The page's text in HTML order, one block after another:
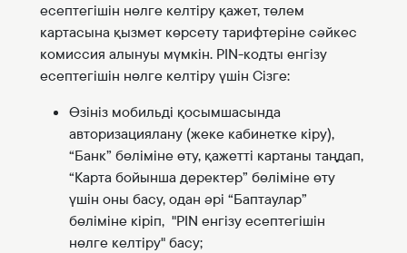
есептегішін нөлге келтіру қажет, төлем
картасына қызмет көрсету тарифтеріне сәйкес
комиссия алынуы мүмкін. PIN-кодты енгізу
есептегішін нөлге келтіру үшін Сізге:
Өзініз мобильді қосымшасында
авторизациялану (жеке кабинетке кіру),
“Банк” бөліміне өту, қажетті картаны таңдап,
“Карта бойынша деректер” бөліміне өту
үшін оны басу, одан әрі “Баптаулар”
бөліміне кіріп, "PIN енгізу есептегішін
нөлге келтіру" басу;